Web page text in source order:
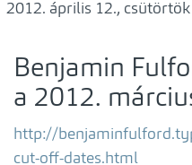
április 12., csütörtök
Benjamin
a 2012.
http://
cut-off-dates.html